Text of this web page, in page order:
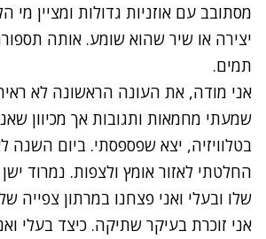
מסתובב עם אוזניות גדולות ומציין מי
יצירה או שיר שהוא שומע. אותה
תמים.
אני מודה, את העונה הראשונה לא
שמעתי מחמאות ותגובות אך מכיוון
בטלוויזיה, יצא שפספסתי. ביום השנה
החלטתי לאזור אומץ ולצפות. נמרוד
שלו ובעלי ואני פצחנו במרתון צפייה
אני זוכרת בעיקר שתיקה. כיצד בעלי